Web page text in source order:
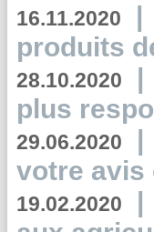
16.11.2020 |
produits
28.10.2020 |
plus
29.06.2020 |
votre avis
19.02.2020 |